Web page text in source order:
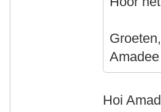
Groeten,
Amadee
Hoi